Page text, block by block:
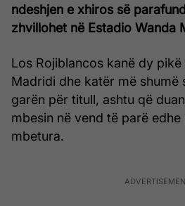
ndeshjen e xhiros së
zhvillohet në Estadio Wanda
Los Rojiblancos kanë dy pikë
Madridi dhe katër më shumë
garën për titull, ashtu që
mbesin në vend të parë
mbetura.